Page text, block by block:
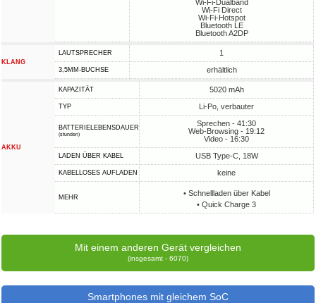
Wi-Fi-Dualband
Wi-Fi Direct
Wi-Fi-Hotspot
Bluetooth LE
Bluetooth A2DP
KLANG
LAUTSPRECHER 1
3,5MM-BUCHSE erhältlich
AKKU
KAPAZITÄT 5020 mAh
TYP Li-Po, verbauter
BATTERIELEBENSDAUER
(stunden)
Sprechen - 41:30
Web-Browsing - 19:12
Video - 16:30
LADEN ÜBER KABEL USB Type-C, 18W
KABELLOSES AUFLADEN keine
MEHR
• Schnellladen über Kabel
• Quick Charge 3
Mit einem anderen Gerät vergleichen
(insgesamt - 6070)
Smartphones mit gleichem SoC